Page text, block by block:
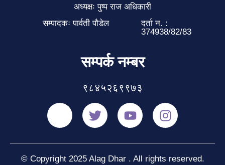
अध्यक्षः पुष्प राज अधिकारी
सम्पादकः पार्वती पौडेल
दर्ता न. :
374938/82/83
सम्पर्क नम्बर
९८४५२६९९७३
© Copyright 2025 Alag Dhar . All rights reserved.